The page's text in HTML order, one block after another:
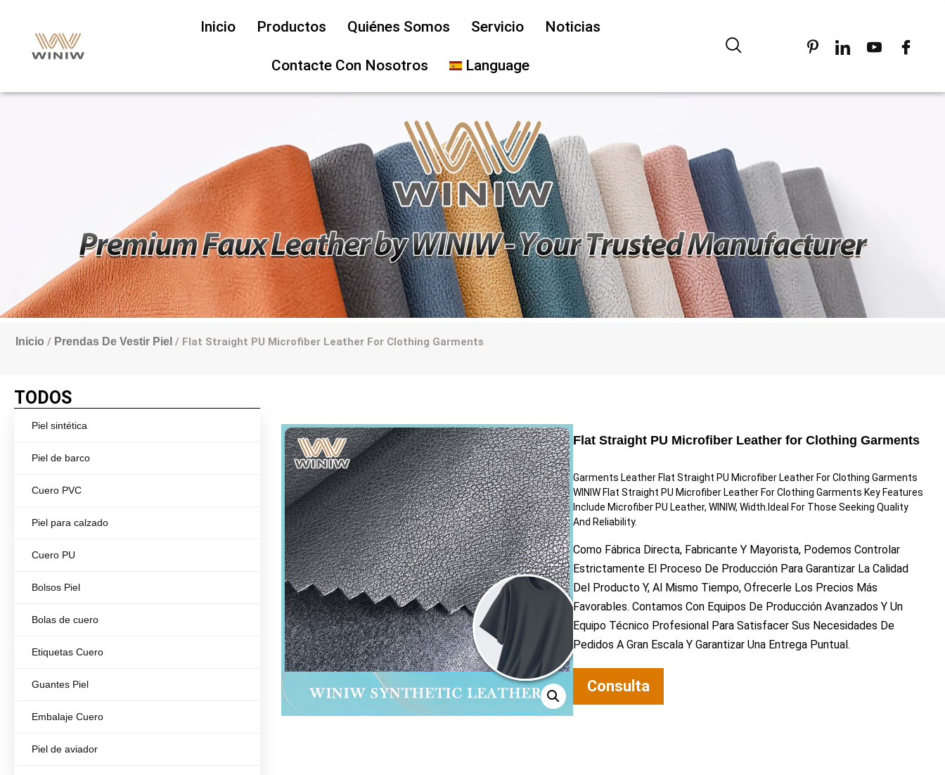
Inicio Productos Quiénes Somos Servicio Noticias
Contacte Con Nosotros Language
Inicio / Prendas De Vestir Piel / Flat Straight PU Microfiber Leather For Clothing Garments
TODOS
Piel sintética
Piel de barco
Cuero PVC
Piel para calzado
Cuero PU
Bolsos Piel
Bolas de cuero
Etiquetas Cuero
Guantes Piel
Embalaje Cuero
Piel de aviador
Flat Straight PU Microfiber Leather for Clothing Garments
Garments Leather Flat Straight PU Microfiber Leather For Clothing Garments
WINIW Flat Straight PU Microfiber Leather For Clothing Garments Key Features
Include Microfiber PU Leather, WINIW, Width.Ideal For Those Seeking Quality
And Reliability.
Como Fábrica Directa, Fabricante Y Mayorista, Podemos Controlar
Estrictamente El Proceso De Producción Para Garantizar La Calidad
Del Producto Y, Al Mismo Tiempo, Ofrecerle Los Precios Más
Favorables. Contamos Con Equipos De Producción Avanzados Y Un
Equipo Técnico Profesional Para Satisfacer Sus Necesidades De
Pedidos A Gran Escala Y Garantizar Una Entrega Puntual.
Consulta